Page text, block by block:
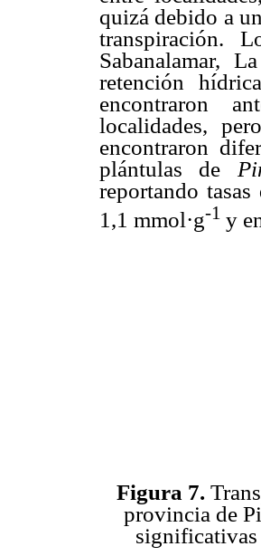
quizá debido a
transpiración.
Sabanalamar,
retención
encontraron
localidades,
encontraron
plántulas de
reportando
1,1 mmol·g-1 y
Figura 7.
provincia de